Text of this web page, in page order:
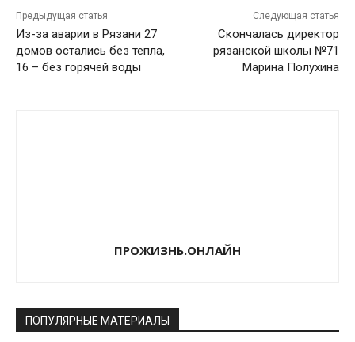
Предыдущая статья
Из-за аварии в Рязани 27
домов остались без тепла,
16 – без горячей воды
Следующая статья
Скончалась директор
рязанской школы №71
Марина Полухина
ПРОЖИЗНЬ.ОНЛАЙН
ПОПУЛЯРНЫЕ МАТЕРИАЛЫ